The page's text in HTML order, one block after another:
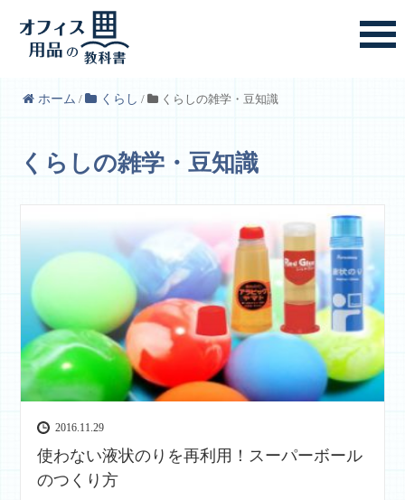
ホーム / くらし / くらしの雑学・豆知識
くらしの雑学・豆知識
2016.11.29
使わない液状のりを再利用！スーパーボール
のつくり方